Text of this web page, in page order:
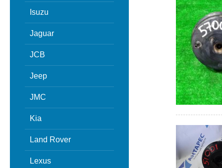
Isuzu
Jaguar
JCB
Jeep
JMC
Kia
Land Rover
Lexus